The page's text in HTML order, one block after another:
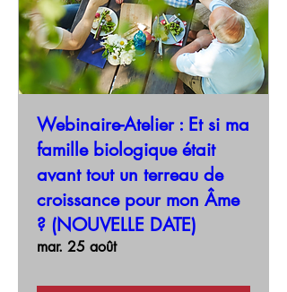
Webinaire-Atelier : Et si ma
famille biologique était
avant tout un terreau de
croissance pour mon Âme
? (NOUVELLE DATE)
mar. 25 août